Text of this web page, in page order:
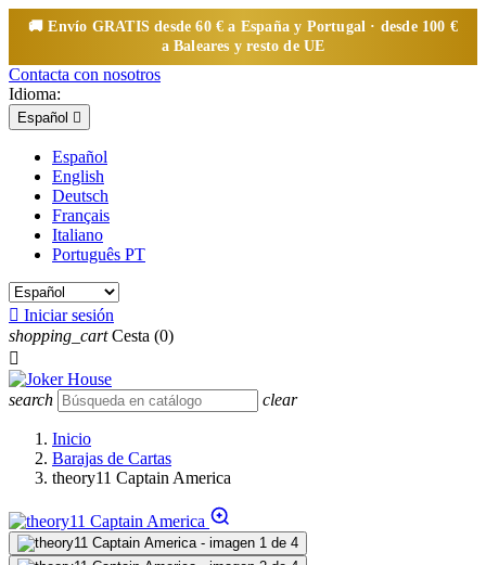
🚚 Envío GRATISdesde 60 € a España y Portugal · desde 100 €
a Baleares y resto de UE
Contacta con nosotros
Idioma:
Español 
Español
English
Deutsch
Français
Italiano
Português PT
 Iniciar sesión
shopping_cart Cesta (0)

search clear
Inicio
Barajas de Cartas
theory11 Captain America